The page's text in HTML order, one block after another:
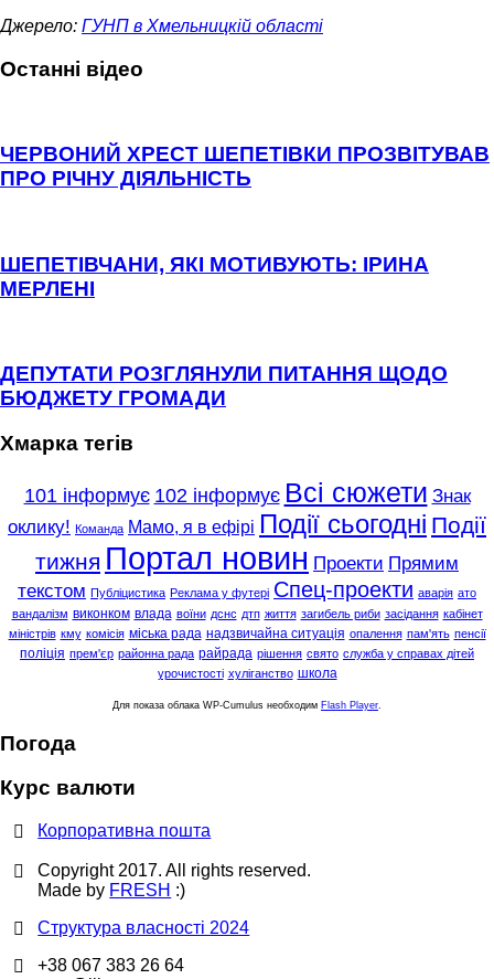
Джерело: ГУНП в Хмельницкій області
Останні відео
ЧЕРВОНИЙ ХРЕСТ ШЕПЕТІВКИ ПРОЗВІТУВАВ
ПРО РІЧНУ ДІЯЛЬНІСТЬ
ШЕПЕТІВЧАНИ, ЯКІ МОТИВУЮТЬ: ІРИНА
МЕРЛЕНІ
ДЕПУТАТИ РОЗГЛЯНУЛИ ПИТАННЯ ЩОДО
БЮДЖЕТУ ГРОМАДИ
Хмарка тегів
101 інформує 102 інформує Всі сюжети Знак
оклику! Команда Мамо, я в ефірі Події сьогодні Події
тижня Портал новин Проекти Прямим
текстом Публіцистика Реклама у футері Спец-проекти аварія ато
вандалізм виконком влада воїни дснс дтп життя загибель риби засідання кабінет
міністрів кму комісія міська рада надзвичайна ситуація опалення пам'ять пенсії
поліція прем'єр районна рада райрада рішення свято служба у справах дітей
урочистості хуліганство школа
Для показа облака WP-Cumulus необходим Flash Player
Погода
Курс валюти
Корпоративна пошта
Copyright 2017. All rights reserved.
Made by FRESH :)
Структура власності 2024
+38 067 383 26 64